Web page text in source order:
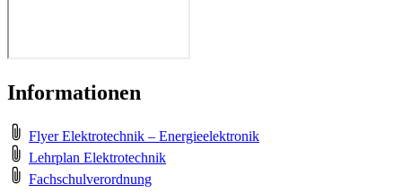
Informationen
Flyer Elektrotechnik – Energieelektronik
Lehrplan Elektrotechnik
Fachschulverordnung